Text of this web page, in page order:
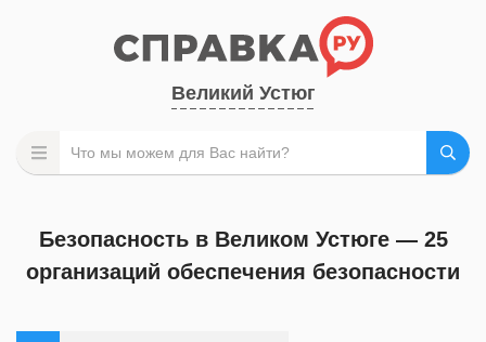
Великий Устюг
Безопасность в Великом Устюге — 25
организаций обеспечения безопасности